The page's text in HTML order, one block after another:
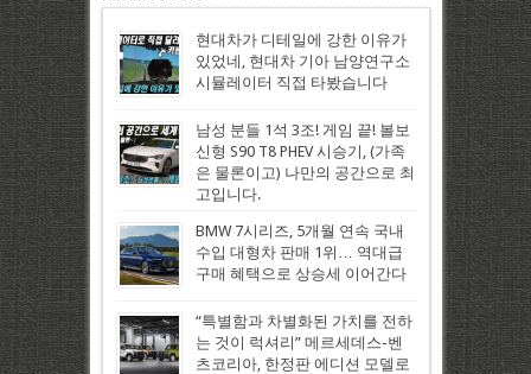
현대차가 디테일에 강한 이유가
있었네, 현대차 기아 남양연구소
시뮬레이터 직접 타봤습니다
남성 분들 1석 3조! 게임 끝! 볼보
신형 S90 T8 PHEV 시승기, (가족
은 물론이고) 나만의 공간으로 최
고입니다.
BMW 7시리즈, 5개월 연속 국내
수입 대형차 판매 1위… 역대급
구매 혜택으로 상승세 이어간다
“특별함과 차별화된 가치를 전하
는 것이 럭셔리” 메르세데스-벤
츠코리아, 한정판 에디션 모델로